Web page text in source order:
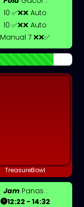
10 ✅❌❌ Auto
10 ✅❌❌ Auto
Manual 7 ❌❌✅
TreasureBowl
JamPanas :
12:22 - 14:32